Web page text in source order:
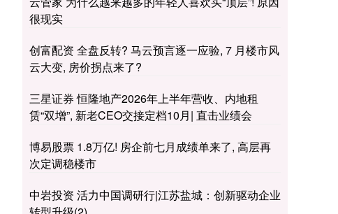
很现实
创富配资 全盘反转? 马云预言逐一应验, 7 月楼市风
云大变, 房价拐点来了?
三星证券 恒隆地产2026年上半年营收、内地租
赁“双增”, 新老CEO交接定档10月| 直击业绩会
博易股票 1.8万亿! 房企前七月成绩单来了, 高层再
次定调稳楼市
中岩投资 活力中国调研行|江苏盐城：创新驱动企业